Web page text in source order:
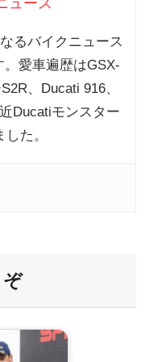
るバイクニュース
。愛車遍歴はGSX-
、Ducati 916、
Ducatiモンスター
た。